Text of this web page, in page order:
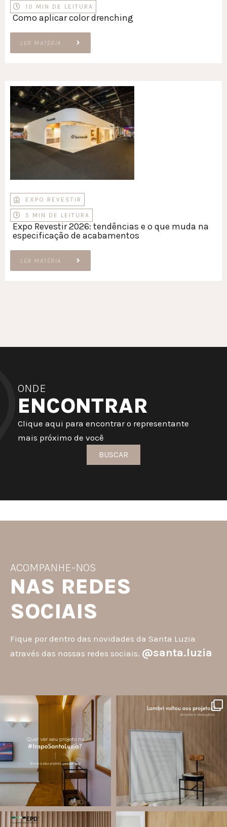
10 MIN DE LEITURA
Como aplicar color drenching
LER MATÉRIA
EXPO REVESTIR
5 MIN DE LEITURA
Expo Revestir 2026: tendências e o que muda na
especificação de acabamentos
LER MATÉRIA
ONDE
ENCONTRAR
Clique aqui para encontrar o representante
mais próximo de você
BUSCAR
ACOMPANHE-NOS
NAS REDES
SOCIAIS
Fique por dentro das novidades da Santa Luzia
através das nossas redes sociais. @santa.luzia
santa.luzia
A #InspoSantaLuzia é um espaço
criado para divulgar projetos que
utilizam produtos Santa Luzia e
valorizar o trabalho de arquitetos,
designers de...
Jul 28
13 0
O lambri é um revestimento versátil
painéis decorativos e diversas
composições para valorizar o
ambiente!
Jul 27
87 8